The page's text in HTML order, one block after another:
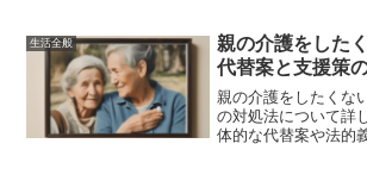
生活全般
親の介護をした
代替案と支援策
親の介護をしたくな
の対処法について詳
体的な代替案や法的